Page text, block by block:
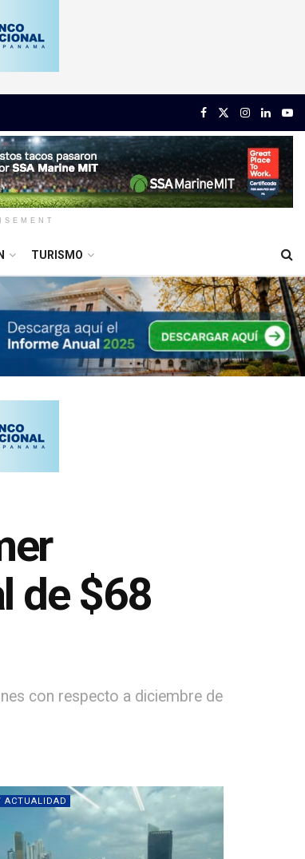
TURISMO
de $68
con respecto a diciembre de
ACTUALIDAD